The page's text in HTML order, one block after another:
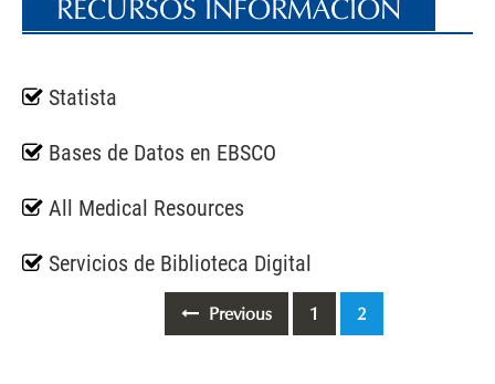
RECURSOS INFORMACION
Statista
Bases de Datos en EBSCO
All Medical Resources
Servicios de Biblioteca Digital
Previous 1 2